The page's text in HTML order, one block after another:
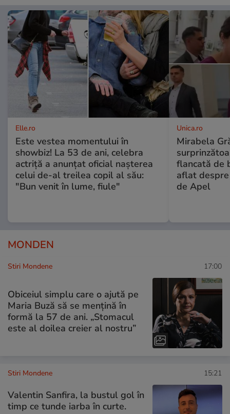
Elle.ro
Este vestea momentului în
showbiz! La 53 de ani, celebra
actriță a anunțat oficial nașterea
celui de-al treilea copil al său:
"Bun venit în lume, fiule"
Unica.ro
Mirabela
flancată de
aflat
de Apel
MONDEN
Stiri Mondene 17:00
Obiceiul simplu care o ajută pe
Maria Buză să se mențină în
formă la 57 de ani. „Stomacul
este al doilea creier al nostru”
Stiri Mondene 15:21
Valentin Sanfira, la bustul gol în
timp ce tunde iarba în curte.